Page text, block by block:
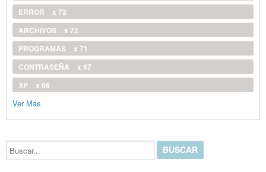
ERROR
x 72
ARCHIVOS
x 72
PROGRAMAS
x 71
CONTRASEÑA
x 67
XP
x 66
Ver Más
Buscar...